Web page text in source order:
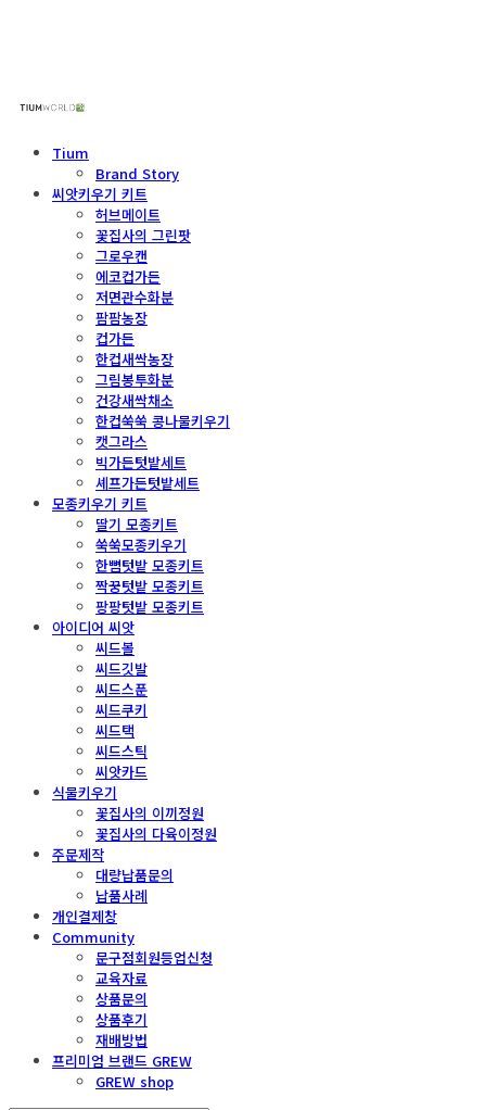
Tium
Brand Story
씨앗키우기 키트
허브메이트
꽃집사의 그린팟
그로우캔
에코컵가든
저면관수화분
팜팜농장
컵가든
한컵새싹농장
그림봉투화분
건강새싹채소
한컵쑥쑥 콩나물키우기
캣그라스
빅가든텃밭세트
셰프가든텃밭세트
모종키우기 키트
딸기 모종키트
쑥쑥모종키우기
한뼘텃밭 모종키트
짝꿍텃밭 모종키트
팡팡텃밭 모종키트
아이디어 씨앗
씨드볼
씨드깃발
씨드스푼
씨드쿠키
씨드택
씨드스틱
씨앗카드
식물키우기
꽃집사의 이끼정원
꽃집사의 다육이정원
주문제작
대량납품문의
납품사례
개인결제창
Community
문구점회원등업신청
교육자료
상품문의
상품후기
재배방법
프리미엄 브랜드 GREW
GREW shop